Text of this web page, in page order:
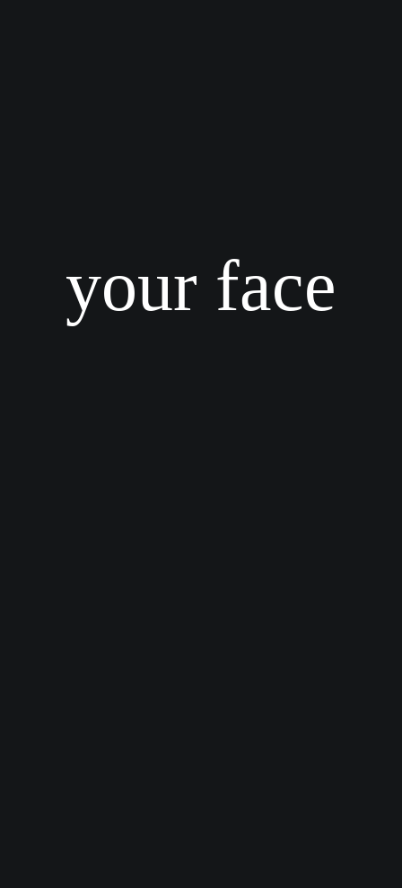
your face